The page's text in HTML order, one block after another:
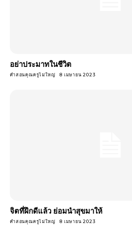
อย่าประมาทในชีวิต
คำสอนคุณครูไม่ใหญ่ 8 เมษายน 2023
จิตที่ฝึกดีแล้ว ย่อมนําสุขมาให้
คำสอนคุณครูไม่ใหญ่ 8 เมษายน 2023